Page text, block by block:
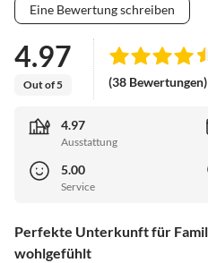
Eine Bewertung schreiben
4.97
Out of 5 (38 Bewertungen)
4.97
Ausstattung
5.00
Service
Perfekte Unterkunft für
wohlgefühlt